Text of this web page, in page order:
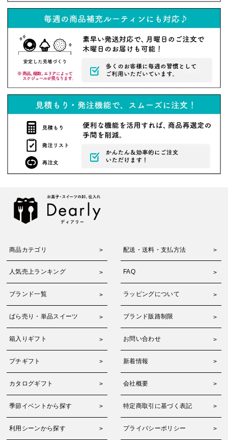
商品カテゴリ 配送・送料・支払方法
人気売上ランキング FAQ
ブランド一覧 ラッピングについて
ばら売り・単品スイーツ ブランド販路制限
箱入りギフト お問い合わせ
プチギフト 新着情報
カタログギフト 会社概要
季節イベントから探す 特定商取引に基づく表記
利用シーンから探す プライバシーポリシー